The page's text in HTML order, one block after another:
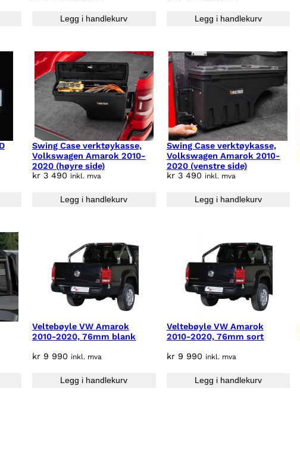
Legg i handlekurv Legg i handlekurv
Swing Case verktøykasse,
Volkswagen Amarok 2010-
2020 (høyre side)
kr3 490 inkl. mva
Legg i handlekurv
Swing Case verktøykasse,
Volkswagen Amarok 2010-
2020 (venstre side)
kr3 490 inkl. mva
Legg i handlekurv
Veltebøyle VW Amarok
2010-2020, 76mm blank
kr9 990 inkl. mva
Legg i handlekurv
Veltebøyle VW Amarok
2010-2020, 76mm sort
kr9 990 inkl. mva
Legg i handlekurv